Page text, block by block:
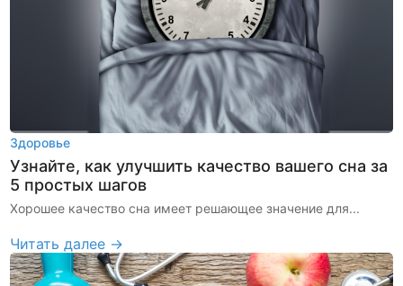
Здоровье
Узнайте, как улучшить качество вашего сна за
5 простых шагов
Хорошее качество сна имеет решающее значение для...
Читать далее →